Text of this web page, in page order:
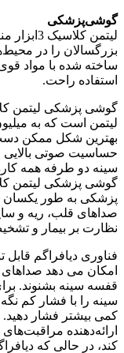
گوشی‌پزشکی
لیتمن
بزرگسالان را در
ساخته شده با مواد
استفاده راحت.
لیتمن است که به
حساسیت صوتی بالایی
سینه دو طرفه همه
پزشکی به طور یکسان
صداهای قلب، ریه و
نظارت بر بیمار و
امکان می دهد
قفسه سینه بشنوند.
سینه را با فشار کم
کمی بیشتر فشار
ارائه‌دهنده
کند، در حالی که